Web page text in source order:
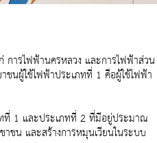
การไฟฟ้านครหลวง และการไฟฟ้าส่วน
นผู้ใช้ไฟฟ้าประเภทที่ 1 คือผู้ใช้ไฟฟ้า
ทที่ 1 และประเภทที่ 2 ที่มีอยู่ประมาณ
ชน และสร้างการหมุนเวียนในระบบ